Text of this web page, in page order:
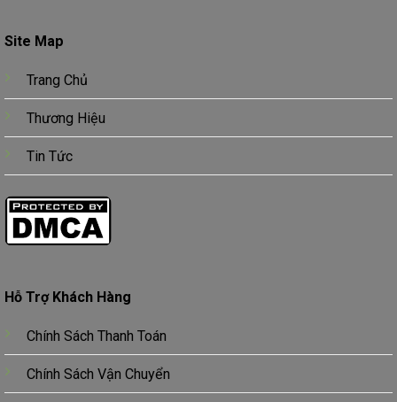
Site Map
Trang Chủ
Thương Hiệu
Tin Tức
Hỗ Trợ Khách Hàng
Chính Sách Thanh Toán
Chính Sách Vận Chuyển